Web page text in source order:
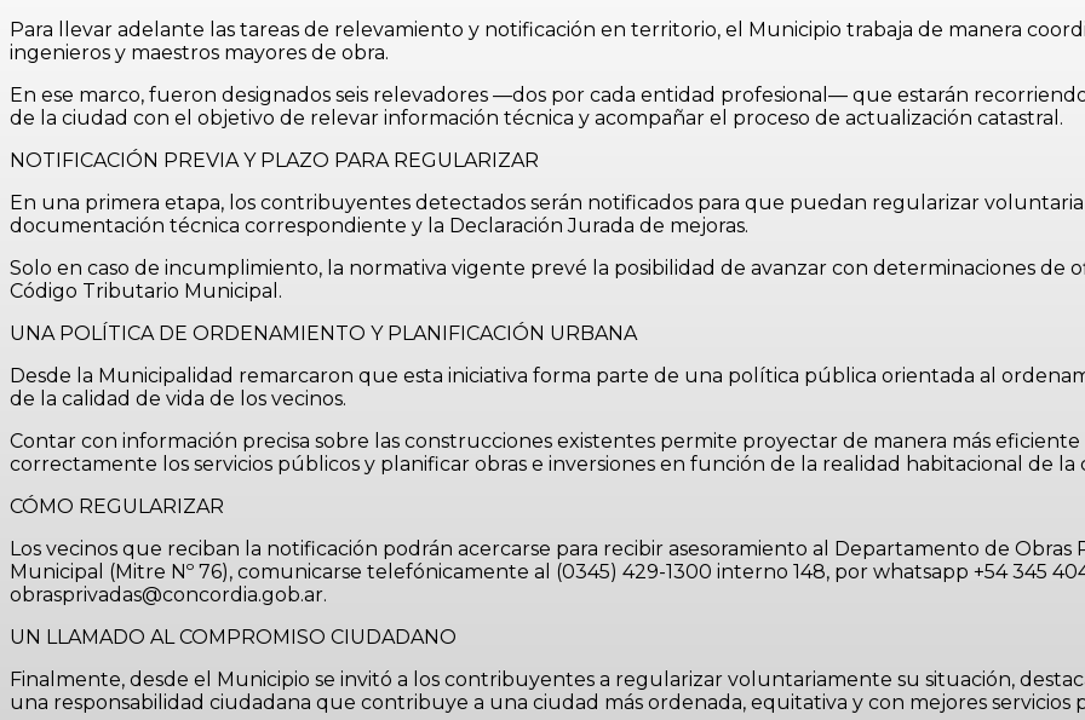
Para llevar adelante las tareas de relevamiento y notificación en territorio, el Municipio trabaja de manera
ingenieros y maestros mayores de obra.
En ese marco, fueron designados seis relevadores —dos por cada entidad profesional— que estarán
de la ciudad con el objetivo de relevar información técnica y acompañar el proceso de actualización catastral.
NOTIFICACIÓN PREVIA Y PLAZO PARA REGULARIZAR
En una primera etapa, los contribuyentes detectados serán notificados para que puedan regularizar
documentación técnica correspondiente y la Declaración Jurada de mejoras.
Solo en caso de incumplimiento, la normativa vigente prevé la posibilidad de avanzar con determinaciones de
Código Tributario Municipal.
UNA POLÍTICA DE ORDENAMIENTO Y PLANIFICACIÓN URBANA
Desde la Municipalidad remarcaron que esta iniciativa forma parte de una política pública orientada al
de la calidad de vida de los vecinos.
Contar con información precisa sobre las construcciones existentes permite proyectar de manera más
correctamente los servicios públicos y planificar obras e inversiones en función de la realidad habitacional de la
CÓMO REGULARIZAR
Los vecinos que reciban la notificación podrán acercarse para recibir asesoramiento al Departamento de Obras
Municipal (Mitre Nº 76), comunicarse telefónicamente al (0345) 429-1300 interno 148, por whatsapp +54 345
obrasprivadas@concordia.gob.ar.
UN LLAMADO AL COMPROMISO CIUDADANO
Finalmente, desde el Municipio se invitó a los contribuyentes a regularizar voluntariamente su situación,
una responsabilidad ciudadana que contribuye a una ciudad más ordenada, equitativa y con mejores servicios